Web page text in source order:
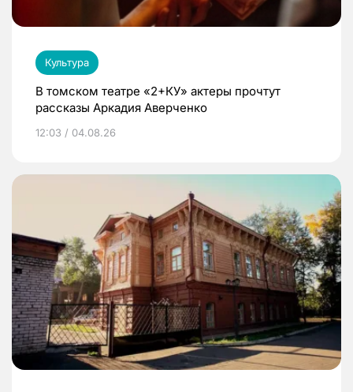
Культура
В томском театре «2+КУ» актеры прочтут
рассказы Аркадия Аверченко
12:03 / 04.08.26